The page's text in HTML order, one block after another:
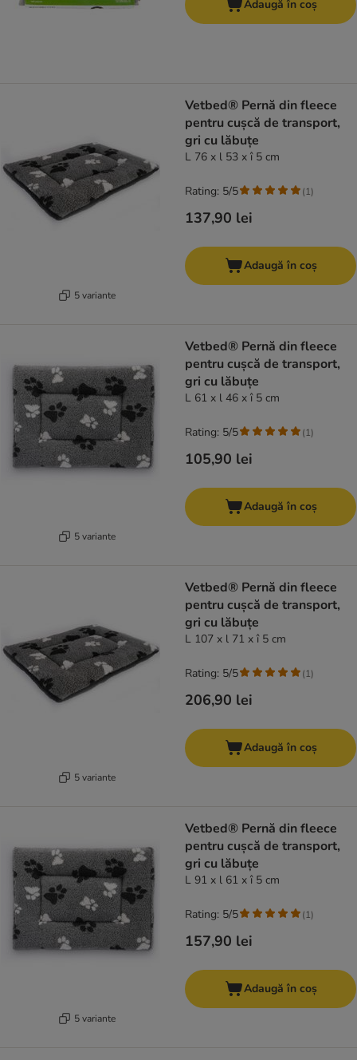
Adaugă în coș
5 variante
Vetbed® Pernă din fleece
pentru cușcă de transport,
gri cu lăbuțe
L 76 x l 53 x î 5 cm
137,90 lei
Rating: 5/5 (1)
Adaugă în coș
5 variante
Vetbed® Pernă din fleece
pentru cușcă de transport,
gri cu lăbuțe
L 61 x l 46 x î 5 cm
105,90 lei
Rating: 5/5 (1)
Adaugă în coș
5 variante
Vetbed® Pernă din fleece
pentru cușcă de transport,
gri cu lăbuțe
L 107 x l 71 x î 5 cm
206,90 lei
Rating: 5/5 (1)
Adaugă în coș
5 variante
Vetbed® Pernă din fleece
pentru cușcă de transport,
gri cu lăbuțe
L 91 x l 61 x î 5 cm
157,90 lei
Rating: 5/5 (1)
Adaugă în coș